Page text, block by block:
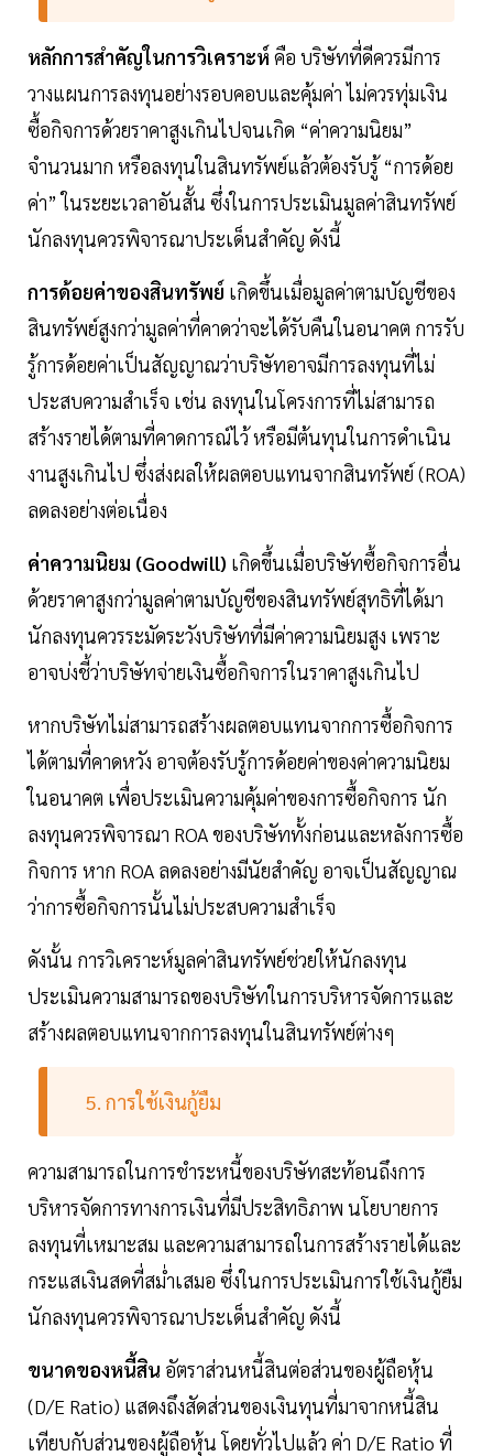
หลักการสำคัญในการวิเคราะห์ คือ บริษัทที่ดีควรมีการ
วางแผนการลงทุนอย่างรอบคอบและคุ้มค่า ไม่ควรทุ่มเงิน
ซื้อกิจการด้วยราคาสูงเกินไปจนเกิด “ค่าความนิยม”
จำนวนมาก หรือลงทุนในสินทรัพย์แล้วต้องรับรู้ “การด้อย
ค่า” ในระยะเวลาอันสั้น ซึ่งในการประเมินมูลค่าสินทรัพย์
นักลงทุนควรพิจารณาประเด็นสำคัญ ดังนี้
การด้อยค่าของสินทรัพย์ เกิดขึ้นเมื่อมูลค่าตามบัญชีของ
สินทรัพย์สูงกว่ามูลค่าที่คาดว่าจะได้รับคืนในอนาคต การรับ
รู้การด้อยค่าเป็นสัญญาณว่าบริษัทอาจมีการลงทุนที่ไม่
ประสบความสำเร็จ เช่น ลงทุนในโครงการที่ไม่สามารถ
สร้างรายได้ตามที่คาดการณ์ไว้ หรือมีต้นทุนในการดำเนิน
งานสูงเกินไป ซึ่งส่งผลให้ผลตอบแทนจากสินทรัพย์ (ROA)
ลดลงอย่างต่อเนื่อง
ค่าความนิยม (Goodwill) เกิดขึ้นเมื่อบริษัทซื้อกิจการอื่น
ด้วยราคาสูงกว่ามูลค่าตามบัญชีของสินทรัพย์สุทธิที่ได้มา
นักลงทุนควรระมัดระวังบริษัทที่มีค่าความนิยมสูง เพราะ
อาจบ่งชี้ว่าบริษัทจ่ายเงินซื้อกิจการในราคาสูงเกินไป
หากบริษัทไม่สามารถสร้างผลตอบแทนจากการซื้อกิจการ
ได้ตามที่คาดหวัง อาจต้องรับรู้การด้อยค่าของค่าความนิยม
ในอนาคต เพื่อประเมินความคุ้มค่าของการซื้อกิจการ นัก
ลงทุนควรพิจารณา ROA ของบริษัททั้งก่อนและหลังการซื้อ
กิจการ หาก ROA ลดลงอย่างมีนัยสำคัญ อาจเป็นสัญญาณ
ว่าการซื้อกิจการนั้นไม่ประสบความสำเร็จ
ดังนั้น การวิเคราะห์มูลค่าสินทรัพย์ช่วยให้นักลงทุน
ประเมินความสามารถของบริษัทในการบริหารจัดการและ
สร้างผลตอบแทนจากการลงทุนในสินทรัพย์ต่างๆ
5. การใช้เงินกู้ยืม
ความสามารถในการชำระหนี้ของบริษัทสะท้อนถึงการ
บริหารจัดการทางการเงินที่มีประสิทธิภาพ นโยบายการ
ลงทุนที่เหมาะสม และความสามารถในการสร้างรายได้และ
กระแสเงินสดที่สม่ำเสมอ ซึ่งในการประเมินการใช้เงินกู้ยืม
นักลงทุนควรพิจารณาประเด็นสำคัญ ดังนี้
ขนาดของหนี้สิน อัตราส่วนหนี้สินต่อส่วนของผู้ถือหุ้น
(D/E Ratio) แสดงถึงสัดส่วนของเงินทุนที่มาจากหนี้สิน
เทียบกับส่วนของผู้ถือหุ้น โดยทั่วไปแล้ว ค่า D/E Ratio ที่